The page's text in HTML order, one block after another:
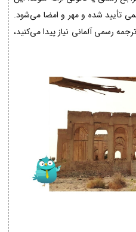
تأیید شده و مهر و امضا می‌شود.
رسمی آلمانی نیاز پیدا می‌کنید،